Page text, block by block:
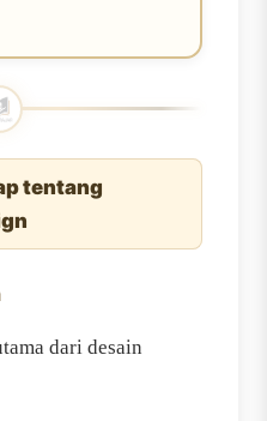
tentang
dari desain